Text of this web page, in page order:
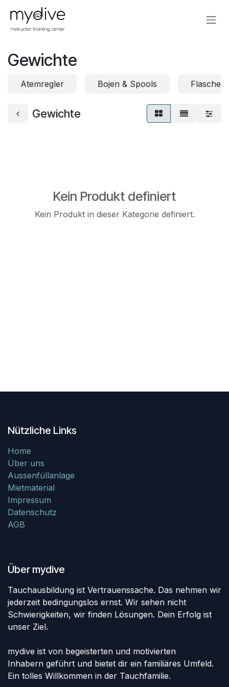
Zum Inhalt springen
Gewichte
Atemregler Bojen & Spools Flaschen
Gewichte
Kein Produkt definiert
Kein Produkt in dieser Kategorie definiert.
Nützliche Links
Home
Über uns
Aussenfüllanlage
Mietmaterial
Impressum
Datenschutz
AGB
Über mydive
Tauchausbildung ist Vertrauenssache. Das nehmen wir
jederzeit bedingungslos ernst. Wir sehen nicht
Schwierigkeiten, wir finden Lösungen. Dein Erfolg ist
unser Ziel.
mydive ist von begeisterten und motivierten
Inhabern geführt und bietet dir ein familiäres Umfeld.
Ein tolles Willkommen in der Tauchfamilie.